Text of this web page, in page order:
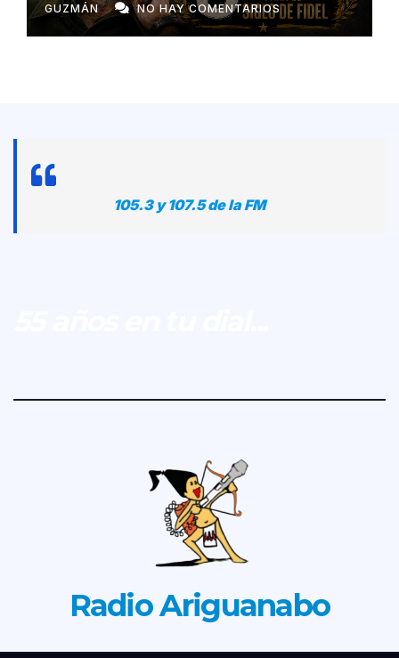
GUZMÁN NO HAY COMENTARIOS
105.3 y 107.5 de la FM
Radio Ariguanabo